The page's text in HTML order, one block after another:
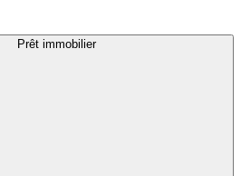
Prêt immobilier